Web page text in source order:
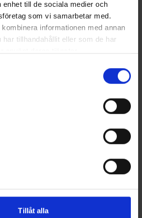
enhet till de sociala medier och
som vi samarbetar med.
informationen med annan
har tillhandahållit eller som de har
Tillåt alla
motoreffekt
motoreffekt
Ja
Ja
ABS
ABS
Kort
5 år